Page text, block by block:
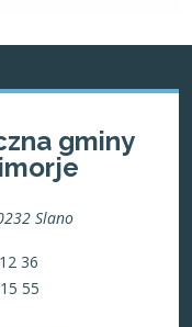
gminy
Slano
36
55